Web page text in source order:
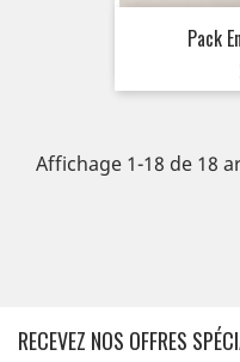
Pack
Affichage 1-18 de 18
RECEVEZ NOS OFFRES